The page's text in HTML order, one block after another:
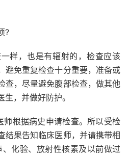
?
样，也是有辐射的，检查应该
避免重复检查十分重要，准备或
查，尽量避免腹部检查，做其他
，并做好防护。
师根据病史申请检查。所以受检
结果告知临床医师，并请携带相
化验、放射性核素及以前做过